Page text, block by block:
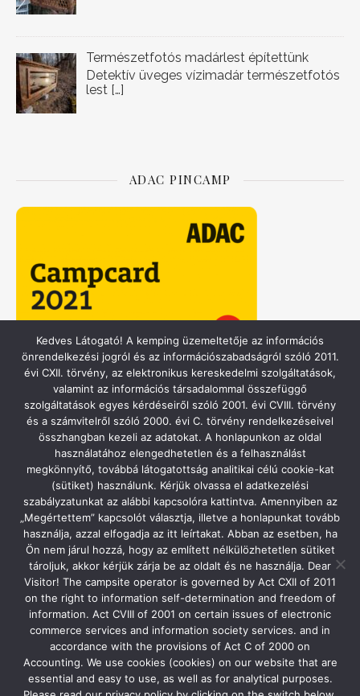
Természetfotós madárlest építettünk
Detektív üveges vízimadár természetfotós
lest […]
ADAC PINCAMP
ACSI – CAMPING.INFO
Az időjárási adatokat köszönjük azIdőképnek.
Kedves Látogató! A kemping üzemeltetője az információs
önrendelkezési jogról és az információszabadságról szóló 2011.
évi CXII. törvény, az elektronikus kereskedelmi szolgáltatások,
valamint az információs társadalommal összefüggő
szolgáltatások egyes kérdéseiről szóló 2001. évi CVIII. törvény
és a számvitelről szóló 2000. évi C. törvény rendelkezéseivel
összhangban kezeli az adatokat. A honlapunkon az oldal
használatához elengedhetetlen és a felhasználást
megkönnyítő, továbbá látogatottság analitikai célú cookie-kat
(sütiket) használunk. Kérjük olvassa el adatkezelési
szabályzatunkat az alábbi kapcsolóra kattintva. Amennyiben az
„Megértettem” kapcsolót választja, illetve a honlapunkat tovább
használja, azzal elfogadja az itt leírtakat. Abban az esetben, ha
Ön nem járul hozzá, hogy az említett nélkülözhetetlen sütiket
tároljuk, akkor kérjük zárja be az oldalt és ne használja. Dear
Visitor! The campsite operator is governed by Act CXII of 2011
on the right to information self-determination and freedom of
information. Act CVIII of 2001 on certain issues of electronic
commerce services and information society services. and in
accordance with the provisions of Act C of 2000 on
Accounting. We use cookies (cookies) on our website that are
essential and easy to use, as well as for analytical purposes.